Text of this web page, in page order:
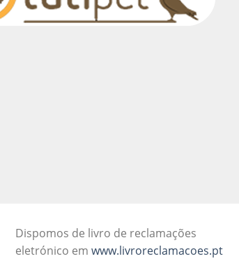
Dispomos de livro de reclamações
eletrónico em www.livroreclamacoes.pt